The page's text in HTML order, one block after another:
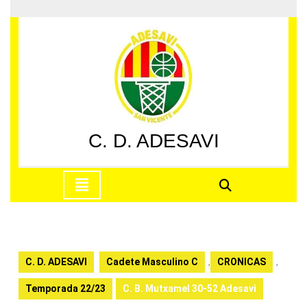
al
C. D. ADESAVI
apertura
C. D. ADESAVI Cadete Masculino C , CRONICAS ,
Temporada 22/23 C. B. Mutxamel 30-52 Adesavi